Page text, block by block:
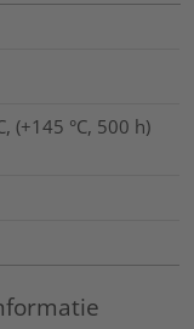
(+145 °C, 500 h)